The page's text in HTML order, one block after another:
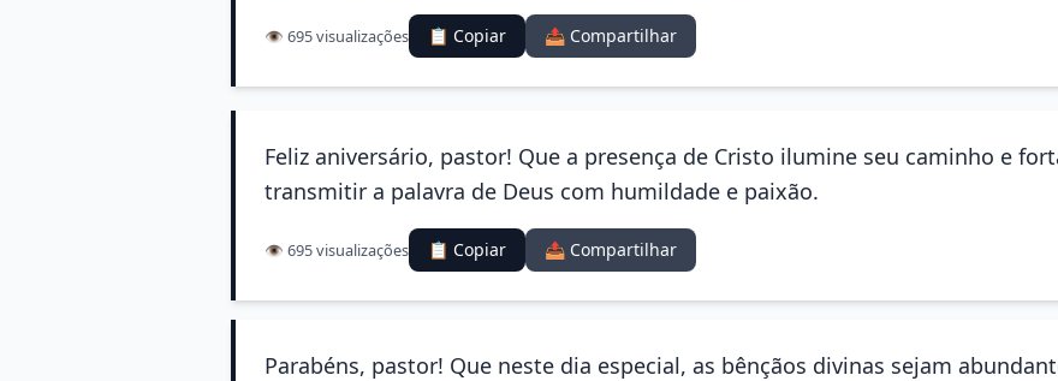
👁️ 695 visualizações 📋 Copiar 📤 Compartilhar
Feliz aniversário, pastor! Que a presença de Cristo ilumine seu caminho e
transmitir a palavra de Deus com humildade e paixão.
👁️ 695 visualizações 📋 Copiar 📤 Compartilhar
Parabéns, pastor! Que neste dia especial, as bênçãos divinas sejam